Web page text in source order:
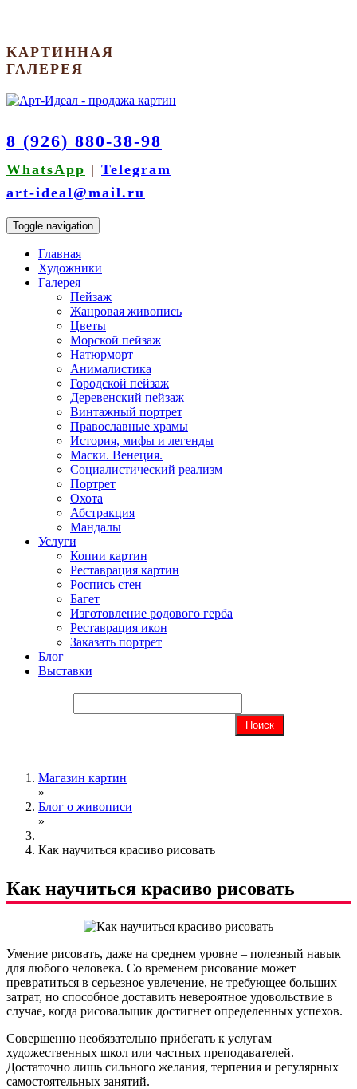
КАРТИННАЯ
ГАЛЕРЕЯ
8 (926) 880-38-98
WhatsApp | Telegram
art-ideal@mail.ru
Toggle navigation
Главная
Художники
Галерея
Пейзаж
Жанровая живопись
Цветы
Морской пейзаж
Натюрморт
Анималистика
Городской пейзаж
Деревенский пейзаж
Винтажный портрет
Православные храмы
История, мифы и легенды
Маски. Венеция.
Социалистический реализм
Портрет
Охота
Абстракция
Мандалы
Услуги
Копии картин
Реставрация картин
Роспись стен
Багет
Изготовление родового герба
Реставрация икон
Заказать портрет
Блог
Выставки
Магазин картин
»
Блог о живописи
»
Как научиться красиво рисовать
Как научиться красиво рисовать
Умение рисовать, даже на среднем уровне – полезный навык
для любого человека. Со временем рисование может
превратиться в серьезное увлечение, не требующее больших
затрат, но способное доставить невероятное удовольствие в
случае, когда рисовальщик достигнет определенных успехов.
Совершенно необязательно прибегать к услугам
художественных школ или частных преподавателей.
Достаточно лишь сильного желания, терпения и регулярных
самостоятельных занятий.